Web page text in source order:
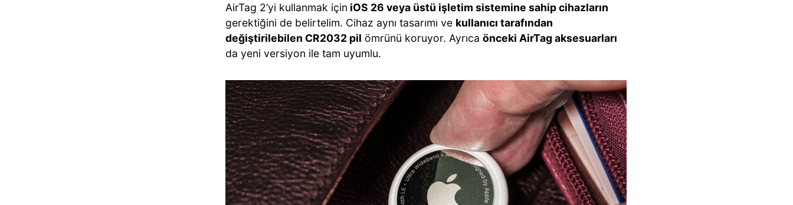
AirTag 2’yi kullanmak için iOS 26 veya üstü işletim sistemine sahip cihazların
gerektiğini de belirtelim. Cihaz aynı tasarımı ve kullanıcı tarafından
değiştirilebilen CR2032 pil ömrünü koruyor. Ayrıca önceki AirTag aksesuarları
da yeni versiyon ile tam uyumlu.